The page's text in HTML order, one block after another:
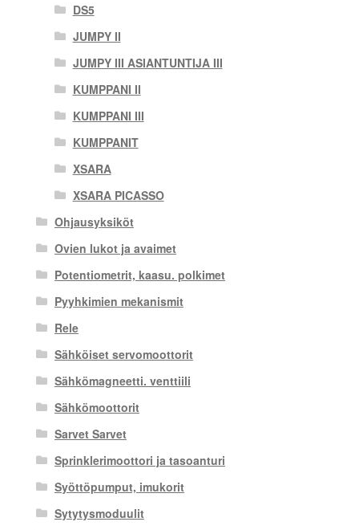
DS5
JUMPY II
JUMPY III ASIANTUNTIJA III
KUMPPANI II
KUMPPANI III
KUMPPANIT
XSARA
XSARA PICASSO
Ohjausyksiköt
Ovien lukot ja avaimet
Potentiometrit, kaasu. polkimet
Pyyhkimien mekanismit
Rele
Sähköiset servomoottorit
Sähkömagneetti. venttiili
Sähkömoottorit
Sarvet Sarvet
Sprinklerimoottori ja tasoanturi
Syöttöpumput, imukorit
Sytytysmoduulit